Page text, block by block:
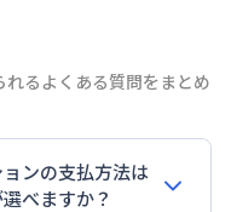
橋駅徒歩10分
れるよくある質問をまとめ
ンの支払方法は
べますか？